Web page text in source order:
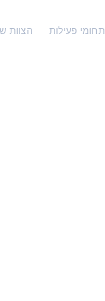
תחומי פעילות הצוות